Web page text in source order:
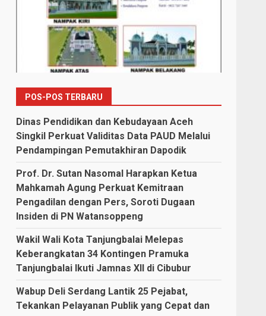
POS-POS TERBARU
Dinas Pendidikan dan Kebudayaan Aceh
Singkil Perkuat Validitas Data PAUD Melalui
Pendampingan Pemutakhiran Dapodik
Prof. Dr. Sutan Nasomal Harapkan Ketua
Mahkamah Agung Perkuat Kemitraan
Pengadilan dengan Pers, Soroti Dugaan
Insiden di PN Watansoppeng
Wakil Wali Kota Tanjungbalai Melepas
Keberangkatan 34 Kontingen Pramuka
Tanjungbalai Ikuti Jamnas XII di Cibubur
Wabup Deli Serdang Lantik 25 Pejabat,
Tekankan Pelayanan Publik yang Cepat dan